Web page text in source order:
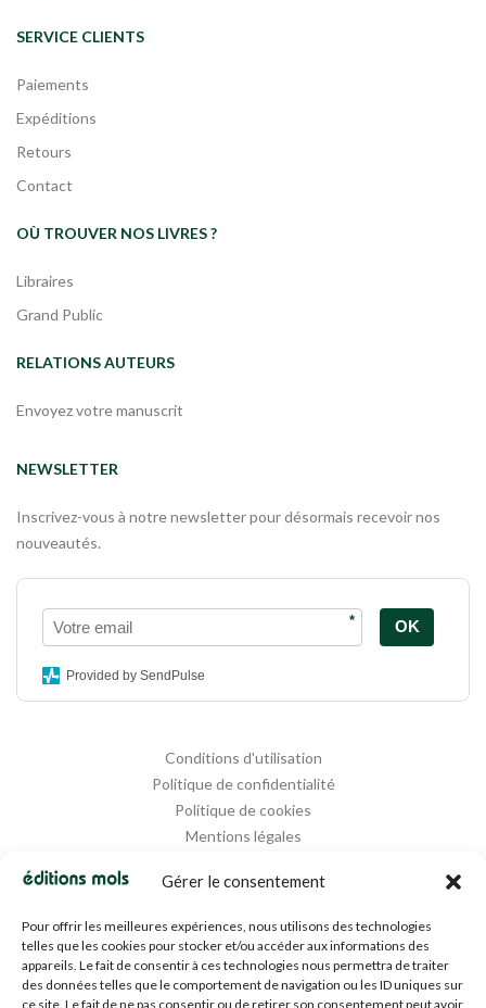
Gérer le consentement
Pour offrir les meilleures expériences, nous utilisons des technologies
telles que les cookies pour stocker et/ou accéder aux informations des
appareils. Le fait de consentir à ces technologies nous permettra de traiter
des données telles que le comportement de navigation ou les ID uniques sur
ce site. Le fait de ne pas consentir ou de retirer son consentement peut avoir
SERVICE CLIENTS
Paiements
Expéditions
Retours
Contact
OÙ TROUVER NOS LIVRES ?
Libraires
Grand Public
RELATIONS AUTEURS
Envoyez votre manuscrit
NEWSLETTER
Inscrivez-vous à notre newsletter pour désormais recevoir nos
nouveautés.
* OK
Provided by SendPulse
Conditions d'utilisation
Politique de confidentialité
Politique de cookies
Mentions légales